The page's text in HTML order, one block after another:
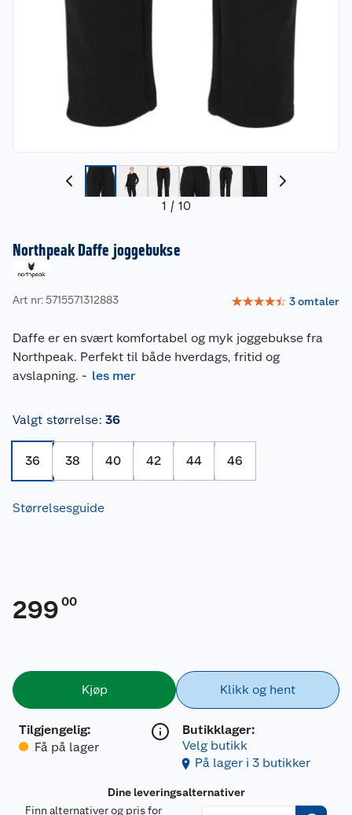
1 / 10
Northpeak Daffe joggebukse
Art nr: 5715571312883 ☆☆☆☆☆ 3omtaler
Daffe er en svært komfortabel og myk joggebukse fra
Northpeak. Perfekt til både hverdags, fritid og
avslapning. - les mer
Valgt størrelse: 36
36 38 40 42 44 46
Størrelsesguide
299 00
Kjøp
Tilgjengelig:
Få på lager
Klikk og hent
Butikklager:
Velg butikk
På lager i 3 butikker
Dine leveringsalternativer
Finn alternativer og pris for